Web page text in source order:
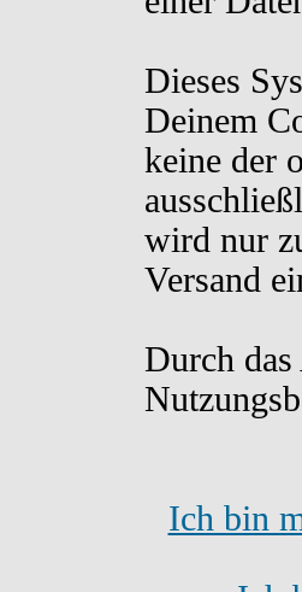
Dieses
Deinem
keine der
wird nur
Versand
Durch
Ich bin